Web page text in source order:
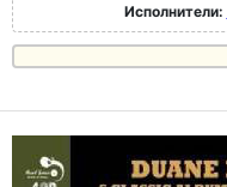
Исполнители: